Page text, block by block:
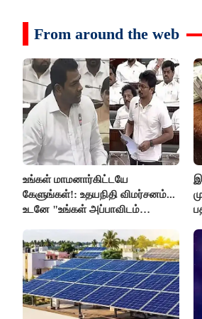
From around the web
உங்கள் மாமனார்கிட்டயே
கேளுங்கள்!: உதயநிதி விமர்சனம்...
உடனே "உங்கள் அப்பாவிடம்
பதிலடி!